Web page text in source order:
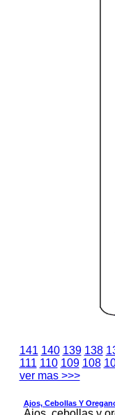
141 140 139 138
111 110 109 108
ver mas >>>
Ajos, Cebollas Y